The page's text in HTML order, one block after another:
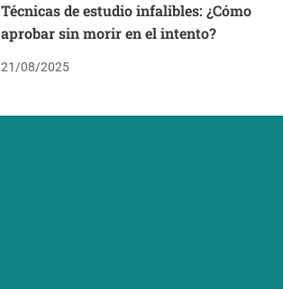
Técnicas de estudio infalibles: ¿Cómo
aprobar sin morir en el intento?
21/08/2025